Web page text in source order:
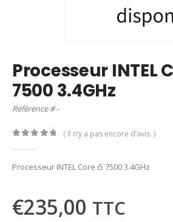
Processeur INTEL
7500 3.4GHz
Référence # -
( Il n’y a pas encore d’avis. )
Processeur INTEL Core i5 7500 3.4GHz
€235,00 TTC